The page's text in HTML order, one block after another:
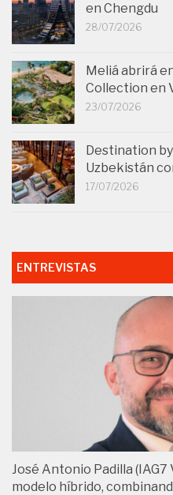
en Chengdu
28/07/2026
Meliá abrirá
Collection en
23/07/2026
Destination
Uzbekistán
17/07/2026
ENTREVISTAS
José Antonio Padilla (IAG7
modelo híbrido,